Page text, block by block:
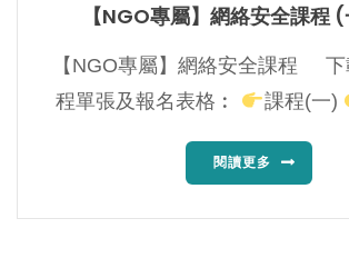
【NGO專屬】網絡安全課程
【NGO專屬】網絡安全課程 下
程單張及報名表格︰
課程(一)
閱讀更多